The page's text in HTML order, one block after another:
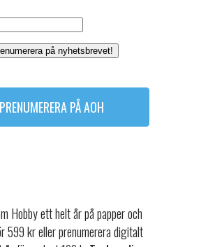
på nyhetsbrevet!
PRENUMERERA PÅ AOH
Hobby ett helt år på papper och
599 kr eller prenumerera digitalt